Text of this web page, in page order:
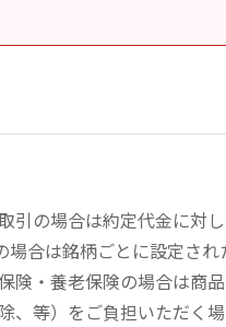
引の場合は約定代金に対
合は銘柄ごとに設定さ
険・養老保険の場合は商
等）をご負担いただく